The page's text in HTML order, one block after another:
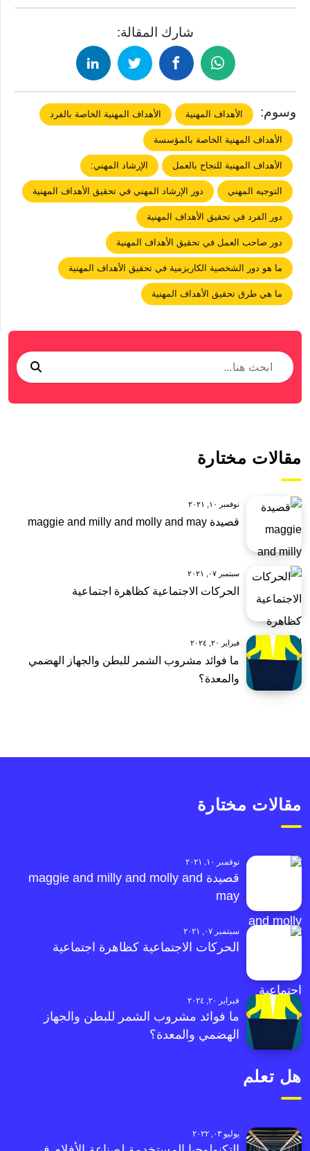
شارك المقالة:
وسوم: الأهداف المهنية الأهداف المهنية الخاصة بالفرد
الأهداف المهنية الخاصة بالمؤسسة
الأهداف المهنية للنجاح بالعمل الإرشاد المهني:
التوجيه المهني دور الإرشاد المهني في تحقيق الأهداف المهنية
دور الفرد في تحقيق الأهداف المهنية
دور صاحب العمل في تحقيق الأهداف المهنية
ما هو دور الشخصية الكاريزمية في تحقيق الأهداف المهنية
ما هي طرق تحقيق الأهداف المهنية
مقالات مختارة
نوفمبر ١٠, ٢٠٢١
قصيدة maggie and milly and molly and may
سبتمبر ٠٧, ٢٠٢١
الحركات الاجتماعية كظاهرة اجتماعية
فبراير ٢٠, ٢٠٢٤
ما فوائد مشروب الشمر للبطن والجهاز الهضمي
والمعدة؟
مقالات مختارة
نوفمبر ١٠, ٢٠٢١
قصيدة maggie and milly and molly and
may
سبتمبر ٠٧, ٢٠٢١
الحركات الاجتماعية كظاهرة اجتماعية
فبراير ٢٠, ٢٠٢٤
ما فوائد مشروب الشمر للبطن والجهاز
الهضمي والمعدة؟
هل تعلم
يوليو ٠٣, ٢٠٢٢